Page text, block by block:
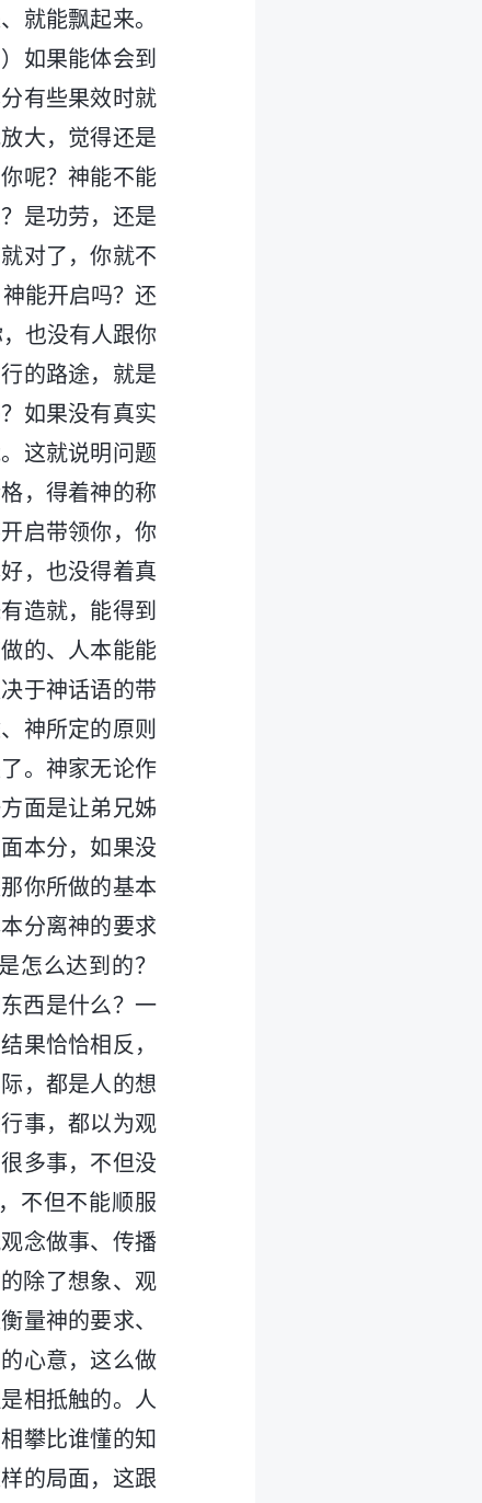
就能飘起来。
如果能体会到
有些果效时就
大，觉得还是
呢？神能不能
是功劳，还是
对了，你就不
能开启吗？还
也没有人跟你
的路途，就是
如果没有真实
这就说明问题
，得着神的称
启带领你，你
，也没得着真
造就，能得到
的、人本能能
于神话语的带
神所定的原则
。神家无论作
面是让弟兄姊
本分，如果没
你所做的基本
分离神的要求
怎么达到的？
西是什么？一
果恰恰相反，
，都是人的想
事，都以为观
多事，不但没
不但不能顺服
念做事、传播
除了想象、观
量神的要求、
心意，这么做
相抵触的。人
攀比谁懂的知
的局面，这跟